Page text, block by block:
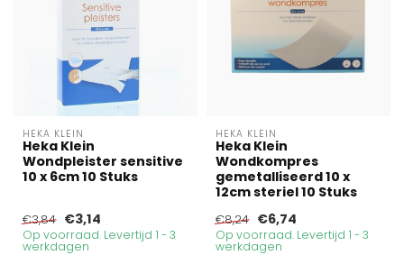
HEKA KLEIN
Heka Klein
Wondpleister sensitive
10 x 6cm 10 Stuks
€3,84 €3,14
Op voorraad. Levertijd 1 - 3
werkdagen
HEKA KLEIN
Heka Klein
Wondkompres
gemetalliseerd 10 x
12cm steriel 10 Stuks
€8,24 €6,74
Op voorraad. Levertijd 1 - 3
werkdagen